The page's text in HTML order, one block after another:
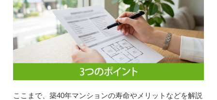
ここまで、築40年マンションの寿命やメリットなどを解説